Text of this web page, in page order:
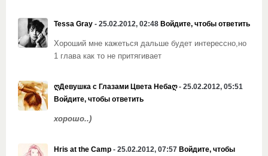
Tessa Gray - 25.02.2012, 02:48 Войдите, чтобы ответить
Хороший мне кажеться дальше будет интерессно,но
1 глава как то не притягивает
ღДевушка с Глазами Цвета Небаღ- 25.02.2012, 05:51
Войдите, чтобы ответить
хорошо..)
Hris at the Camp - 25.02.2012, 07:57 Войдите, чтобы